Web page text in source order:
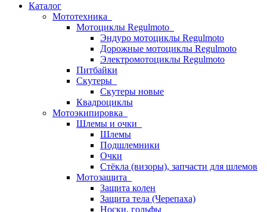
Каталог
Мототехника
Мотоциклы Regulmoto
Эндуро мотоциклы Regulmoto
Дорожные мотоциклы Regulmoto
Электромотоциклы Regulmoto
Питбайки
Скутеры
Скутеры новые
Квадроциклы
Мотоэкипировка
Шлемы и очки
Шлемы
Подшлемники
Очки
Стёкла (визоры), запчасти для шлемов
Мотозащита
Защита колен
Защита тела (Черепаха)
Носки, гольфы